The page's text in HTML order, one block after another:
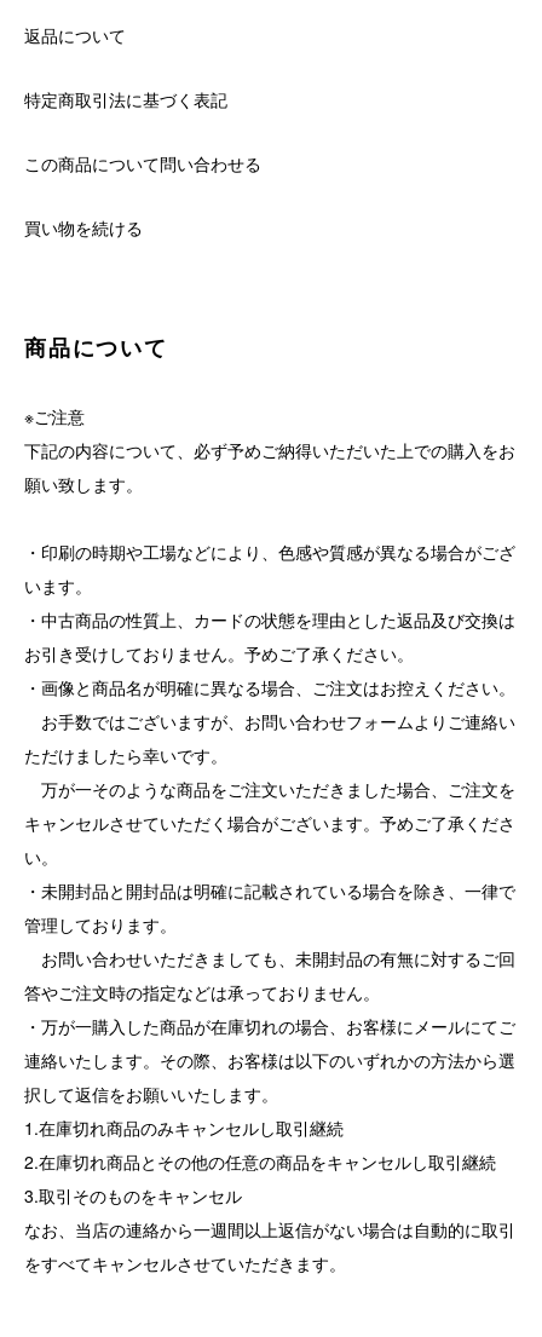
返品について
特定商取引法に基づく表記
この商品について問い合わせる
買い物を続ける
商品について
※ご注意
下記の内容について、必ず予めご納得いただいた上での購入をお
願い致します。
・印刷の時期や工場などにより、色感や質感が異なる場合がござ
います。
・中古商品の性質上、カードの状態を理由とした返品及び交換は
お引き受けしておりません。予めご了承ください。
・画像と商品名が明確に異なる場合、ご注文はお控えください。
お手数ではございますが、お問い合わせフォームよりご連絡い
ただけましたら幸いです。
万が一そのような商品をご注文いただきました場合、ご注文を
キャンセルさせていただく場合がございます。予めご了承くださ
い。
・未開封品と開封品は明確に記載されている場合を除き、一律で
管理しております。
お問い合わせいただきましても、未開封品の有無に対するご回
答やご注文時の指定などは承っておりません。
・万が一購入した商品が在庫切れの場合、お客様にメールにてご
連絡いたします。その際、お客様は以下のいずれかの方法から選
択して返信をお願いいたします。
1.在庫切れ商品のみキャンセルし取引継続
2.在庫切れ商品とその他の任意の商品をキャンセルし取引継続
3.取引そのものをキャンセル
なお、当店の連絡から一週間以上返信がない場合は自動的に取引
をすべてキャンセルさせていただきます。